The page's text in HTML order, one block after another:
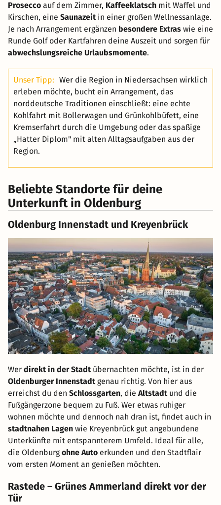
Prosecco auf dem Zimmer, Kaffeeklatsch mit Waffel und
Kirschen, eine Saunazeitin einer großen Wellnessanlage.
Je nach Arrangement ergänzen besondere Extras wie eine
Runde Golf oder Kartfahren deine Auszeit und sorgen für
abwechslungsreiche Urlaubsmomente.
Unser Tipp: Wer die Region in Niedersachsen wirklich
erleben möchte, bucht ein Arrangement, das
norddeutsche Traditionen einschließt: eine echte
Kohlfahrt mit Bollerwagen und Grünkohlbüfett, eine
Kremserfahrt durch die Umgebung oder das spaßige
„Hatter Diplom" mit alten Alltagsaufgaben aus der
Region.
Beliebte Standorte für deine
Unterkunft in Oldenburg
Oldenburg Innenstadt und Kreyenbrück
Wer direkt in der Stadtübernachten möchte, ist in der
Oldenburger Innenstadtgenau richtig. Von hier aus
erreichst du den Schlossgarten, die Altstadtund die
Fußgängerzone bequem zu Fuß. Wer etwas ruhiger
wohnen möchte und dennoch nah dran ist, findet auch in
stadtnahen Lagen wie Kreyenbrück gut angebundene
Unterkünfte mit entspannterem Umfeld. Ideal für alle,
die Oldenburgohne Auto erkunden und den Stadtflair
vom ersten Moment an genießen möchten.
Rastede – Grünes Ammerland direkt vor der
Tür